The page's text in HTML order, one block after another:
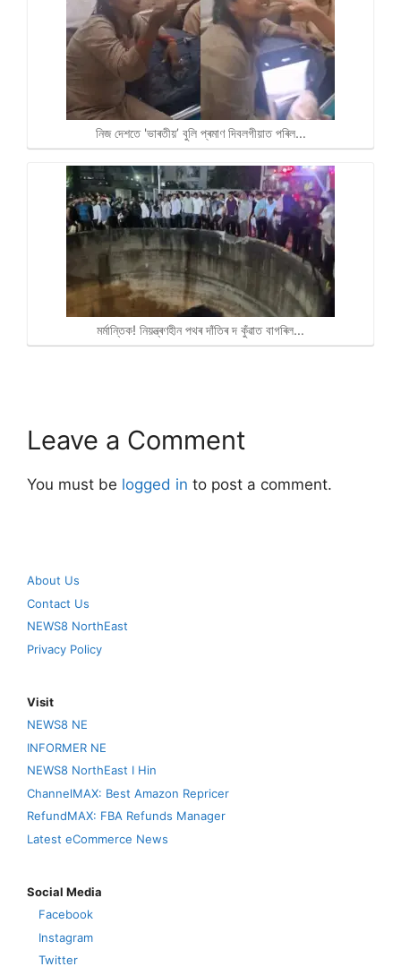
নিজ দেশতে 'ভাৰতীয়’ বুলি প্ৰমাণ দিবলগীয়াত পৰিল…
মৰ্মান্তিক! নিয়ন্ত্ৰণহীন পথৰ দাঁতিৰ দ কুঁৱাত বাগৰিল…
Leave a Comment
You must be logged in to post a comment.
About Us
Contact Us
NEWS8 NorthEast
Privacy Policy
Visit
NEWS8 NE
INFORMER NE
NEWS8 NorthEast I Hin
ChannelMAX: Best Amazon Repricer
RefundMAX: FBA Refunds Manager
Latest eCommerce News
Social Media
Facebook
Instagram
Twitter